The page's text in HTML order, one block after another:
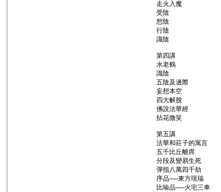
走火入魔
受陰
想陰
行陰
識陰
第四講
水老鶴
識陰
五陰及邊際
妄想本空
四大解脫
佛說法華經
拈花微笑
第五講
法華和莊子的寓言
五千比丘離席
分段及變易生死
彈指八萬四千劫
序品──東方現瑞
比喻品──火宅三車